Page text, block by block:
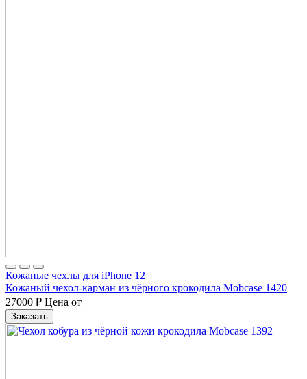
Кожаные чехлы для iPhone 12
Кожаный чехол-карман из чёрного крокодила Mobcase 1420
27000 ₽ Цена от
Заказать